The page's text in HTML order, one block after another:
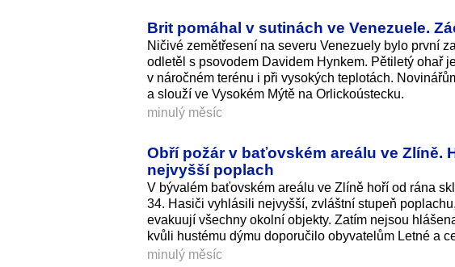
Brit pomáhal v sutinách ve Venezuele.
Ničivé zemětřesení na severu Venezuely bylo první
odletěl s psovodem Davidem Hynkem. Pětiletý ohař
v náročném terénu i při vysokých teplotách.
a slouží ve Vysokém Mýtě na Orlickoústecku.
minulý měsíc
Obří požár v baťovském areálu ve Zlíně.
nejvyšší poplach
V bývalém baťovském areálu ve Zlíně hoří od rána
34. Hasiči vyhlásili nejvyšší, zvláštní stupeň
evakuují všechny okolní objekty. Zatím nejsou
kvůli hustému dýmu doporučilo obyvatelům Letné a
minulý měsíc